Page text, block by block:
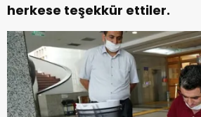
herkese teşekkür ettiler.